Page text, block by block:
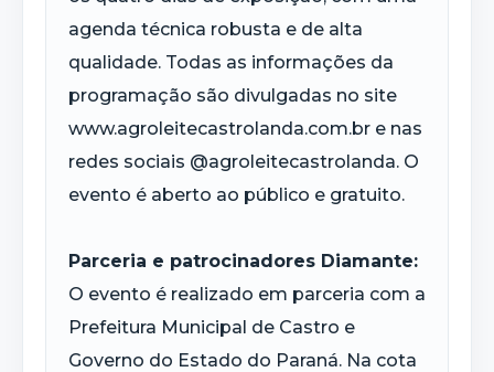
agenda técnica robusta e de alta
qualidade. Todas as informações da
programação são divulgadas no site
www.agroleitecastrolanda.com.br e nas
redes sociais @agroleitecastrolanda. O
evento é aberto ao público e gratuito.
Parceria e patrocinadores Diamante:
O evento é realizado em parceria com a
Prefeitura Municipal de Castro e
Governo do Estado do Paraná. Na cota